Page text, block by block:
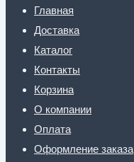
Главная
Доставка
Каталог
Контакты
Корзина
О компании
Оплата
Оформление заказа